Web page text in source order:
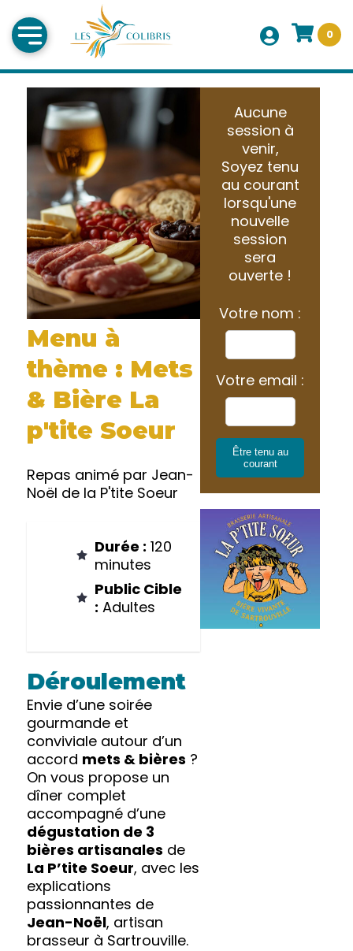
0
Menu à
thème : Mets
& Bière La
p'tite Soeur
Repas animé par Jean-
Noël de la P'tite Soeur
Durée : 120
minutes
Public Cible
: Adultes
Déroulement
Envie d’une soirée
gourmande et
conviviale autour d’un
accord mets & bières ?
On vous propose un
dîner complet
accompagné d’une
dégustation de 3
bières artisanales de
La P’tite Soeur, avec les
explications
passionnantes de
Jean-Noël, artisan
brasseur à Sartrouville.
Aucune
session à
venir,
Soyez tenu
au courant
lorsqu'une
nouvelle
session
sera
ouverte !
Votre nom :
Votre email :
Être tenu au
courant